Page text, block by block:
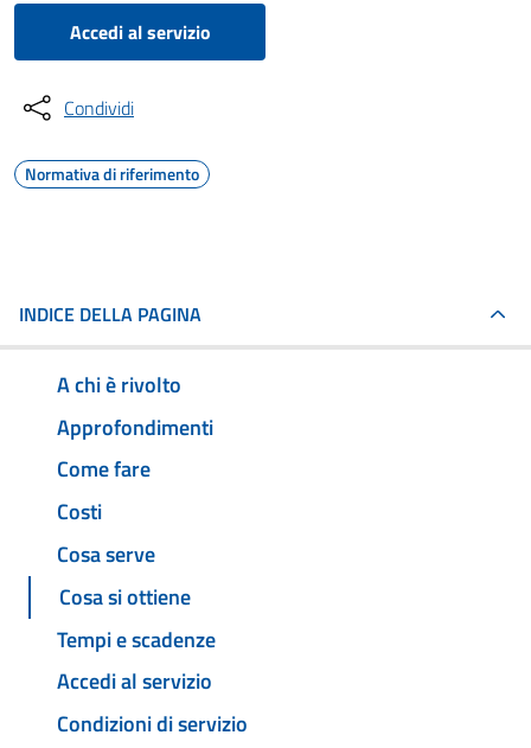
Accedi al servizio
Condividi
Normativa di riferimento
INDICE DELLA PAGINA
A chi è rivolto
Approfondimenti
Come fare
Costi
Cosa serve
Cosa si ottiene
Tempi e scadenze
Accedi al servizio
Condizioni di servizio